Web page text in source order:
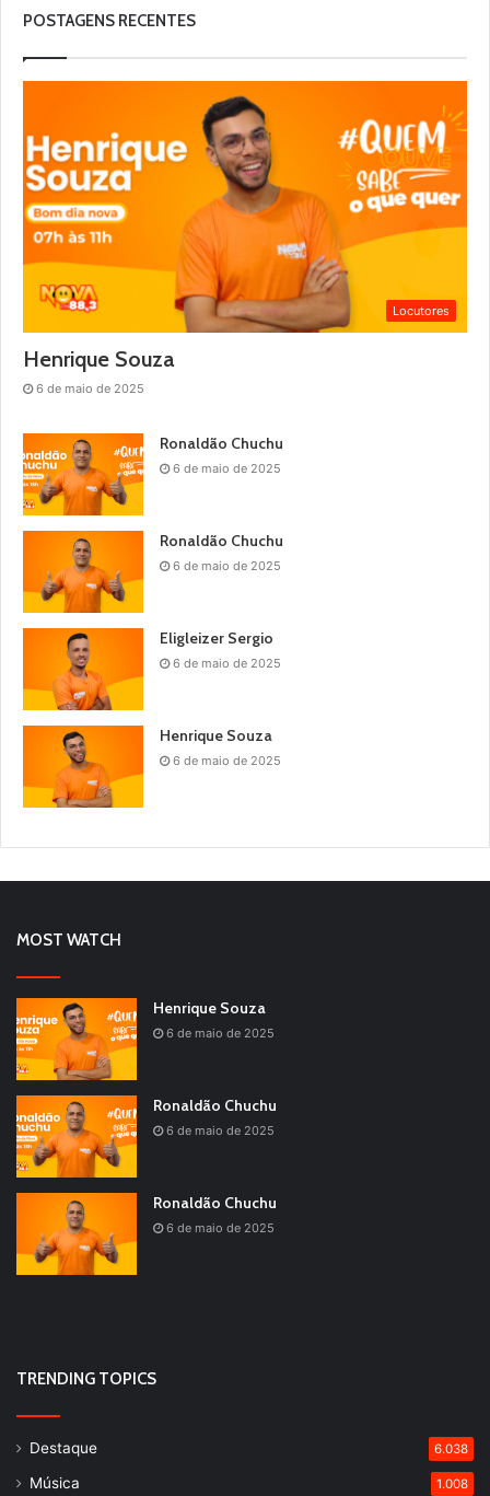
POSTAGENS RECENTES
Locutores
Henrique Souza
6 de maio de 2025
Ronaldão Chuchu
6 de maio de 2025
Ronaldão Chuchu
6 de maio de 2025
Eligleizer Sergio
6 de maio de 2025
Henrique Souza
6 de maio de 2025
MOST WATCH
Henrique Souza
6 de maio de 2025
Ronaldão Chuchu
6 de maio de 2025
Ronaldão Chuchu
6 de maio de 2025
TRENDING TOPICS
Destaque 6.038
Música 1.008